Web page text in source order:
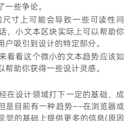
些争论。
寸上可能会导致一些可读性问
，小文本区块实际上可以帮助你
吸引到设计的特定部分。
看看这个微小的文本趋势应该如
助你获得一些设计灵感。
在设计领域打下一定的基础，成
是目前有一种趋势——在浏览器或
觉的基础上提供更多的信息(原因